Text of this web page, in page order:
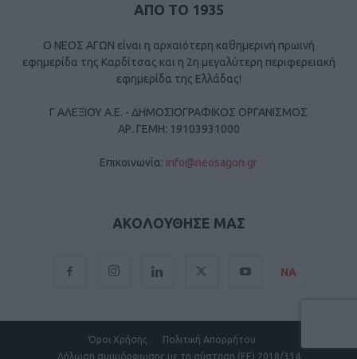
ΑΠΟ ΤΟ 1935
Ο ΝΕΟΣ ΑΓΩΝ είναι η αρχαιότερη καθημερινή πρωινή
εφημερίδα της Καρδίτσας και η 2η μεγαλύτερη περιφερειακή
εφημερίδα της Ελλάδας!
Γ ΑΛΕΞΙΟΥ Α.Ε. - ΔΗΜΟΣΙΟΓΡΑΦΙΚΟΣ ΟΡΓΑΝΙΣΜΟΣ
ΑΡ. ΓΕΜΗ: 19103931000
Επικοινωνία: info@neosagon.gr
ΑΚΟΛΟΥΘΗΣΕ ΜΑΣ
ΝΑ
Όροι Χρήσης
Πολιτική Απορρήτου
Δήλωση συμμόρφωσης με τη σύσταση (ΕΕ) 2018/334